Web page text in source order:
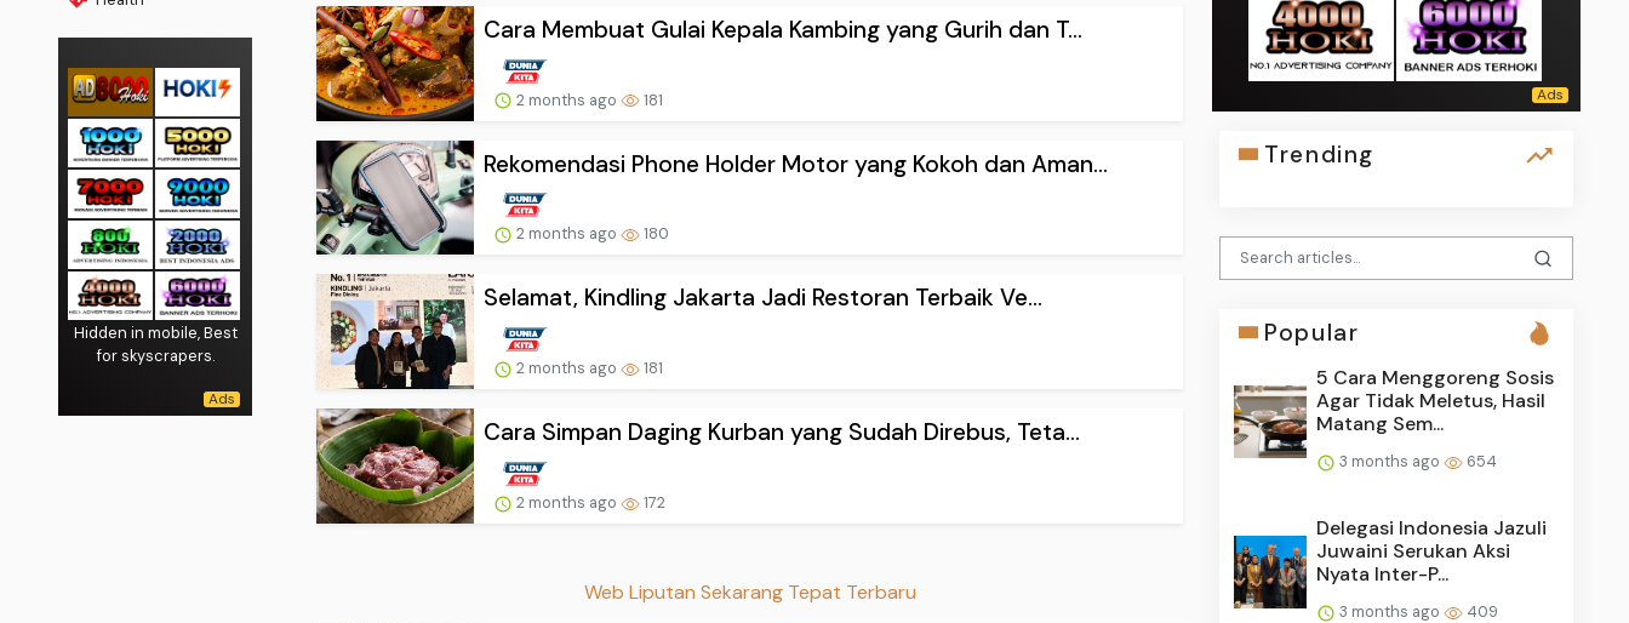
Hidden in mobile, Best
for skyscrapers.
Cara Membuat Gulai Kepala Kambing yang Gurih dan T...
2 months ago 181
Rekomendasi Phone Holder Motor yang Kokoh dan Aman...
2 months ago 180
Selamat, Kindling Jakarta Jadi Restoran Terbaik Ve...
2 months ago 181
Cara Simpan Daging Kurban yang Sudah Direbus, Teta...
2 months ago 172
Web Liputan Sekarang Tepat Terbaru
Trending
Popular
5 Cara Menggoreng Sosis
Agar Tidak Meletus, Hasil
Matang Sem...
3 months ago 654
Delegasi Indonesia Jazuli
Juwaini Serukan Aksi
Nyata Inter-P...
3 months ago 409